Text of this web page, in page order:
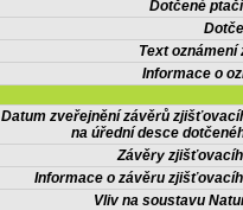
Dotčené
Text oznámení
Informace o
Datum zveřejnění závěrů
na úřední desce
Závěry
Informace o závěru
Vliv na soustavu